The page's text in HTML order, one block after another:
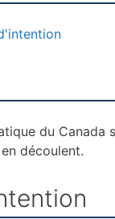
du
découlent.